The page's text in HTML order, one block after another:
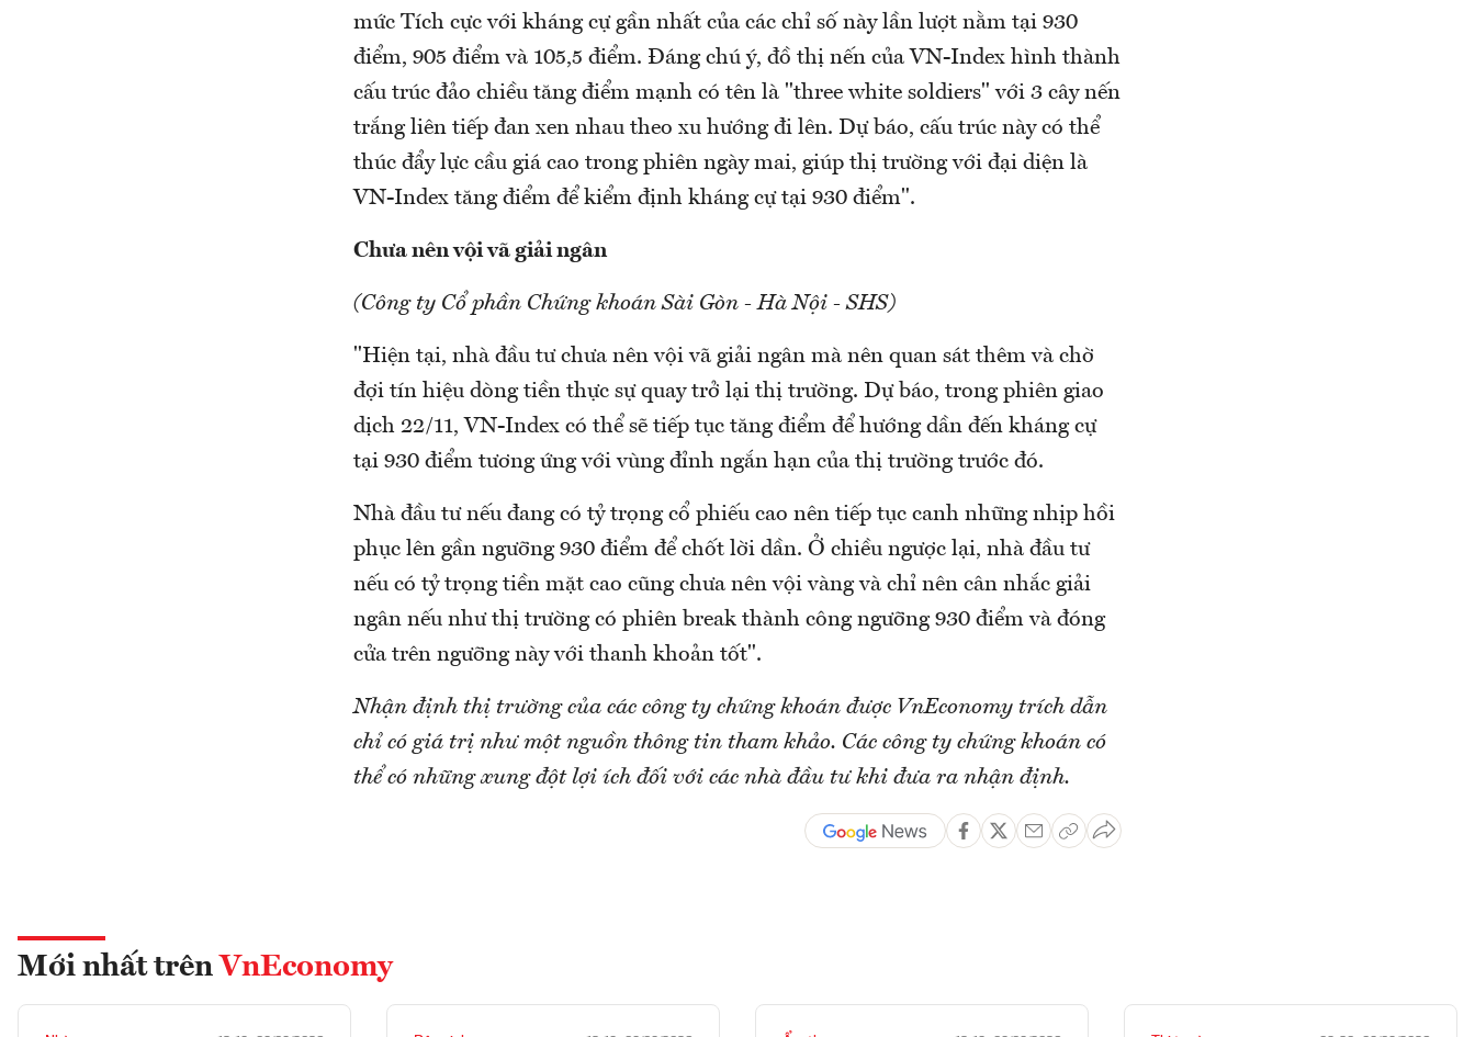
mức Tích cực với kháng cự gần nhất của các chỉ số này lần lượt nằm tại 930
điểm, 905 điểm và 105,5 điểm. Đáng chú ý, đồ thị nến của VN-Index hình thành
cấu trúc đảo chiều tăng điểm mạnh có tên là "three white soldiers" với 3 cây nến
trắng liên tiếp đan xen nhau theo xu hướng đi lên. Dự báo, cấu trúc này có thể
thúc đẩy lực cầu giá cao trong phiên ngày mai, giúp thị trường với đại diện là
VN-Index tăng điểm để kiểm định kháng cự tại 930 điểm".
Chưa nên vội vã giải ngân
(Công ty Cổ phần Chứng khoán Sài Gòn - Hà Nội - SHS)
"Hiện tại, nhà đầu tư chưa nên vội vã giải ngân mà nên quan sát thêm và chờ
đợi tín hiệu dòng tiền thực sự quay trở lại thị trường. Dự báo, trong phiên giao
dịch 22/11, VN-Index có thể sẽ tiếp tục tăng điểm để hướng dần đến kháng cự
tại 930 điểm tương ứng với vùng đỉnh ngắn hạn của thị trường trước đó.
Nhà đầu tư nếu đang có tỷ trọng cổ phiếu cao nên tiếp tục canh những nhịp hồi
phục lên gần ngưỡng 930 điểm để chốt lời dần. Ở chiều ngược lại, nhà đầu tư
nếu có tỷ trọng tiền mặt cao cũng chưa nên vội vàng và chỉ nên cân nhắc giải
ngân nếu như thị trường có phiên break thành công ngưỡng 930 điểm và đóng
cửa trên ngưỡng này với thanh khoản tốt".
Nhận định thị trường của các công ty chứng khoán được VnEconomy trích dẫn
chỉ có giá trị như một nguồn thông tin tham khảo. Các công ty chứng khoán có
thể có những xung đột lợi ích đối với các nhà đầu tư khi đưa ra nhận định.
Mới nhất trên VnEconomy